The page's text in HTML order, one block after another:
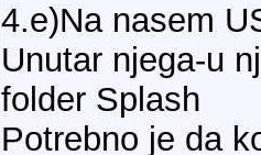
4.e)Na nasem
Unutar njega-u
folder Splash
Potrebno je da